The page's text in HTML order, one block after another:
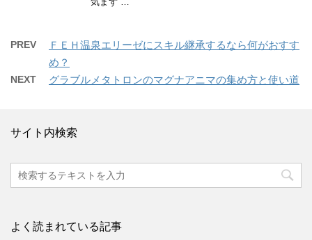
PREV
ＦＥＨ温泉エリーゼにスキル継承するなら何がおすす
め？
NEXT グラブルメタトロンのマグナアニマの集め方と使い道
サイト内検索
よく読まれている記事